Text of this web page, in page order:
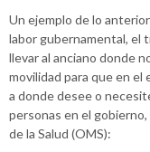
Un ejemplo de lo
labor gubernamental, el
llevar al anciano donde
movilidad para que en el
a donde desee o
personas en el
de la Salud (OMS):